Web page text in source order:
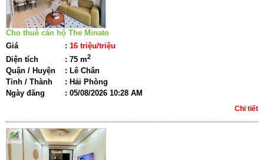
Cho thuê căn hộ The Minato
Giá
: 16 triệu/triệu
Diện tích
: 75 m2
Quận / Huyện : Lê Chân
Tỉnh / Thành
: Hải Phòng
Ngày đăng
: 05/08/2026 10:28 AM
Chi tiết